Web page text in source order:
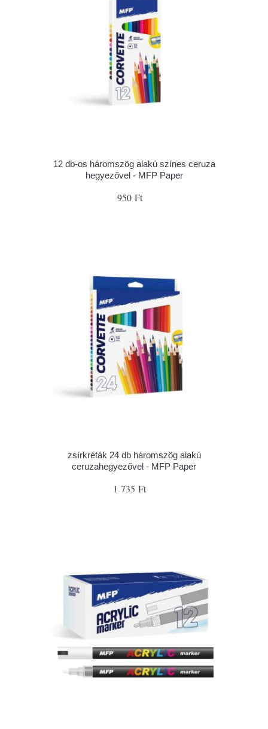
12 db-os háromszög alakú színes ceruza
hegyezővel - MFP Paper
950 Ft
zsírkréták 24 db háromszög alakú
ceruzahegyezővel - MFP Paper
1 735 Ft